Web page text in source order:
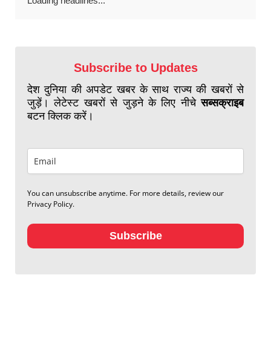
Subscribe to Updates
देश दुनिया की अपडेट खबर के साथ राज्य की खबरों से
जुड़ें। लेटेस्ट खबरों से जुड़ने के लिए नीचेसब्सक्राइब
बटन क्लिक करें।
You can unsubscribe anytime. For more details, review our
Privacy Policy.
Subscribe